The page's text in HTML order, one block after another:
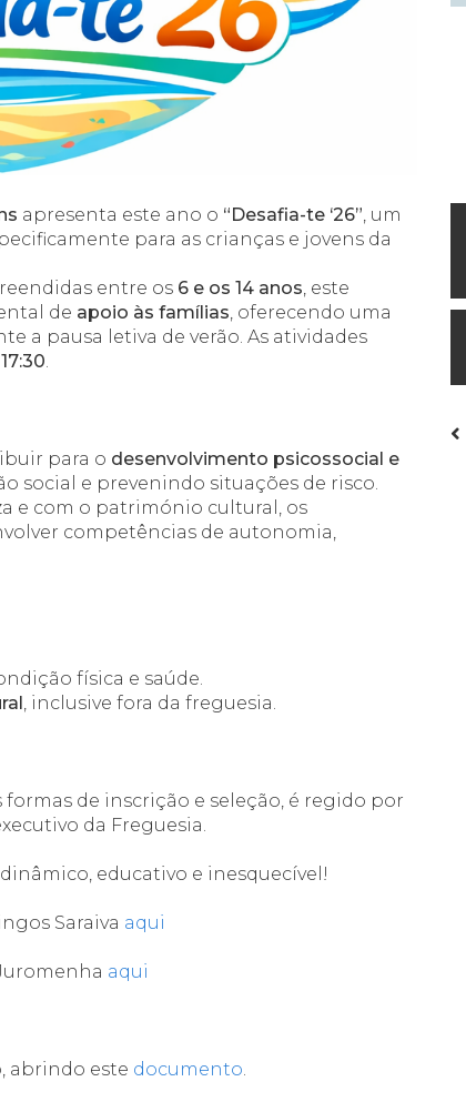
apresenta este ano o “Desafia-te ‘26”, um
para as crianças e jovens da
entre os 6 e os 14 anos, este
de apoio às famílias, oferecendo uma
a pausa letiva de verão. As atividades
.
para o desenvolvimento psicossocial e
social e prevenindo situações de risco.
e com o património cultural, os
competências de autonomia,
física e saúde.
, inclusive fora da freguesia.
de inscrição e seleção, é regido por
da Freguesia.
educativo e inesquecível!
Saraiva aqui
aqui
abrindo este documento.